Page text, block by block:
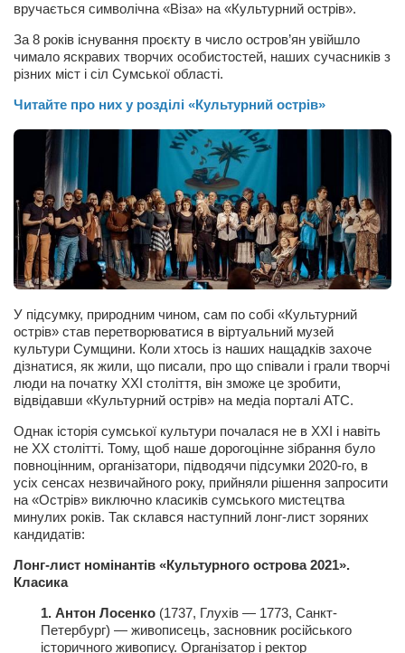
Елена Мельник
Вера Паненко
Семён Салатенко
Сергей Шепилов
Актёры
Валентин Бурый
Артём Мяус
Александра Сокол
Барды
Владимир Айзенберг
Игорь Добровольский
Ольга Козаченко
Оксана Скоробагатская
Александра Скорук
Евгений Полюхович
Ольга Чикина
Бизнес-партнёры
Здоровье
Косметологическое отделение КП Сумская
городская клиническая больница №4
вручається символічна «Віза» на «Культурний острів».
За 8 років існування проєкту в число остров’ян увійшло
чимало яскравих творчих особистостей, наших сучасників з
різних міст і сіл Сумської області.
Читайте про них у розділі «Культурний острів»
У підсумку, природним чином, сам по собі «Культурний
острів» став перетворюватися в віртуальний музей
культури Сумщини. Коли хтось із наших нащадків захоче
дізнатися, як жили, що писали, про що співали і грали творчі
люди на початку XXI століття, він зможе це зробити,
відвідавши «Культурний острів» на медіа порталі АТС.
Однак історія сумської культури почалася не в XXI і навіть
не XX столітті. Тому, щоб наше дорогоцінне зібрання було
повноцінним, організатори, підводячи підсумки 2020-го, в
усіх сенсах незвичайного року, прийняли рішення запросити
на «Острів» виключно класиків сумського мистецтва
минулих років. Так склався наступний лонг-лист зоряних
кандидатів:
Лонг-лист номінантів «Культурного острова 2021».
Класика
1. Антон Лосенко (1737, Глухів — 1773, Санкт-
Петербург) — живописець, засновник російського
історичного живопису. Організатор і ректор